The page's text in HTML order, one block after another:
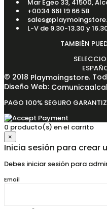
Mar Egeo 33, 41500,
+0034 661 19 66 58
L-V de 9.30-13.30 y
TAMBIÉN
© 2018 Playmoingstore.
Diseño Web:
PAGO 100% SEGURO
0 producto(s) en el carrito
×
Inicia sesión para crear
Debes iniciar sesión para
Email